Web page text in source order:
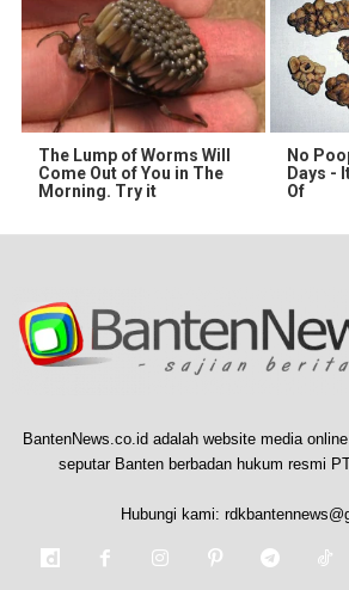
The Lump of Worms Will
Come Out of You in The
Morning. Try it
No
Days -
Of
BantenNews.co.id adalah website media
seputar Banten berbadan hukum resmi
Hubungi kami: